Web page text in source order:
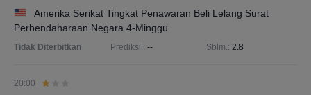
Amerika Serikat Tingkat Penawaran Beli Lelang Surat
Perbendaharaan Negara 4-Minggu
Tidak Diterbitkan Prediksi.: -- Sblm.: 2.8
20:00